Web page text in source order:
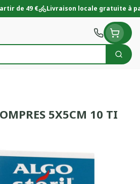
de 49 € Livraison locale gratuite à
5X5CM 10 TI